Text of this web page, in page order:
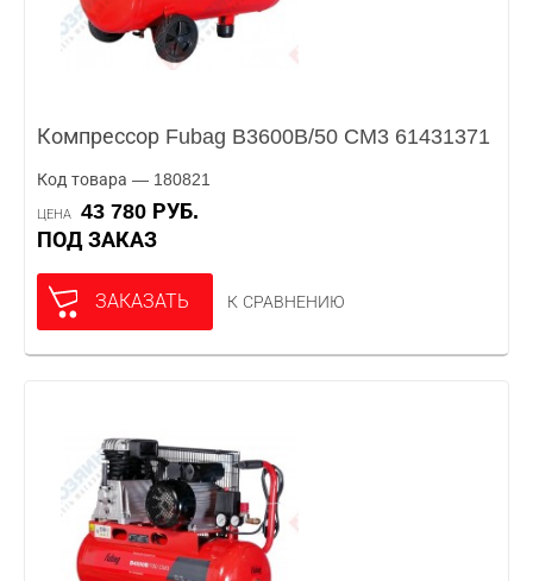
Компрессор Fubag B3600B/50 CM3 61431371
Код товара — 180821
ЦЕНА
43 780 РУБ.
ПОД ЗАКАЗ
ЗАКАЗАТЬ К СРАВНЕНИЮ